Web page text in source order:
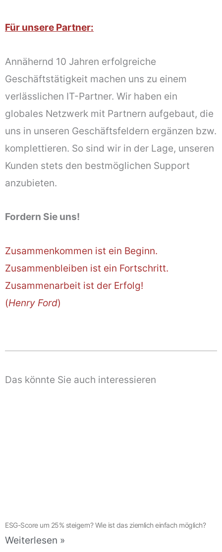
Für unsere Partner:
Annähernd 10 Jahren erfolgreiche
Geschäftstätigkeit machen uns zu einem
verlässlichen IT-Partner. Wir haben ein
globales Netzwerk mit Partnern aufgebaut, die
uns in unseren Geschäftsfeldern ergänzen bzw.
komplettieren. So sind wir in der Lage, unseren
Kunden stets den bestmöglichen Support
anzubieten.
Fordern Sie uns!
Zusammenkommen ist ein Beginn.
Zusammenbleiben ist ein Fortschritt.
Zusammenarbeit ist der Erfolg!
(Henry Ford)
Das könnte Sie auch interessieren
ESG-Score um 25% steigern? Wie ist das ziemlich einfach möglich?
Weiterlesen »